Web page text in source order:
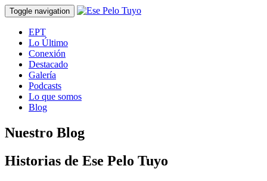
Toggle navigation
EPT
Lo Último
Conexión
Destacado
Galería
Podcasts
Lo que somos
Blog
Nuestro Blog
Historias de Ese Pelo Tuyo